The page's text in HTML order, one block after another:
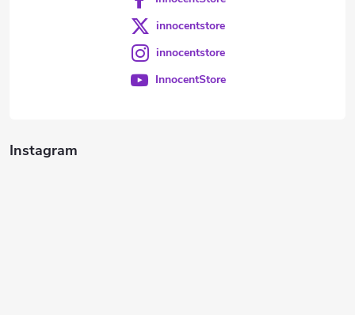
Instagram
innocentstore
innocentstore
InnocentStore